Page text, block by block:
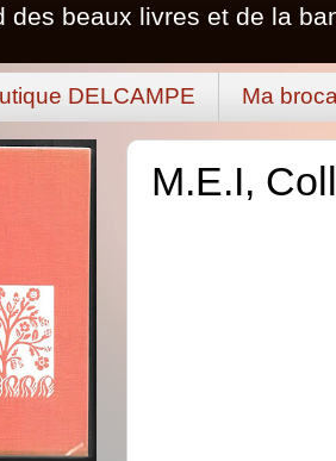
des beaux livres et de la
DELCAMPE Ma
M.E.I,